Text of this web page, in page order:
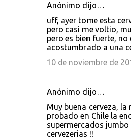
Anónimo dijo…
uff, ayer tome esta
pero casi me voltio,
pero es bien fuerte, no
acostumbrado a una
10 de noviembre de
Anónimo dijo…
Muy buena cerveza,
probado en Chile la
supermercados jumbo
cervezerias !!